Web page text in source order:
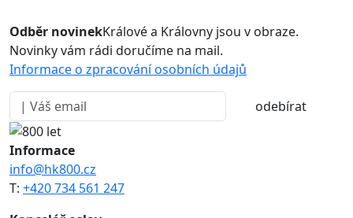
Odběr novinekKrálové a Královny jsou v obraze.
Novinky vám rádi doručíme na mail.
Informace o zpracování osobních údajů
odebírat
Informace
info@hk800.cz
T: +420 734 561 247